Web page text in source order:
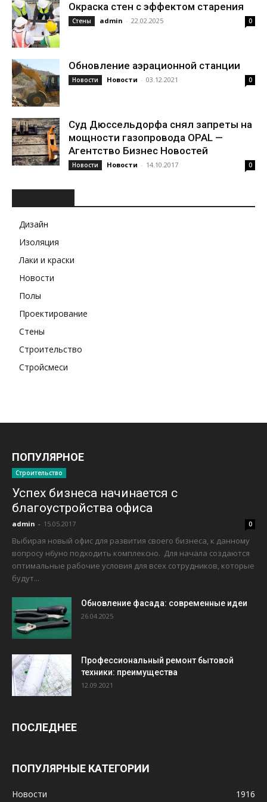
Окраска стен с эффектом старения
Стены admin - 22.02.2025 0
Обновление аэрационной станции
Новости Новости - 03.12.2021 0
Суд Дюссельдорфа снял запреты на
мощности газопровода OPAL —
Агентство Бизнес Новостей
Новости Новости - 14.10.2017 0
Дизайн
Изоляция
Лаки и краски
Новости
Полы
Проектирование
Стены
Строительство
Стройсмеси
ПОПУЛЯРНОЕ
Строительство
Успех бизнеса начинается с
благоустройства офиса
admin - 15.05.2017 0
Выбирая новый офис для развития своего бизнеса, к данному
вопросу н6уно подходить комплексно. Для начала создаются
оптимальные рабочие условия для всех сотрудников, которые
будут...
Обновление фасада: современные идеи
26.04.2025
Профессиональный ремонт бытовой
техники: преимущества
12.09.2021
ПОСЛЕДНЕЕ
ПОПУЛЯРНЫЕ КАТЕГОРИИ
Новости 1916